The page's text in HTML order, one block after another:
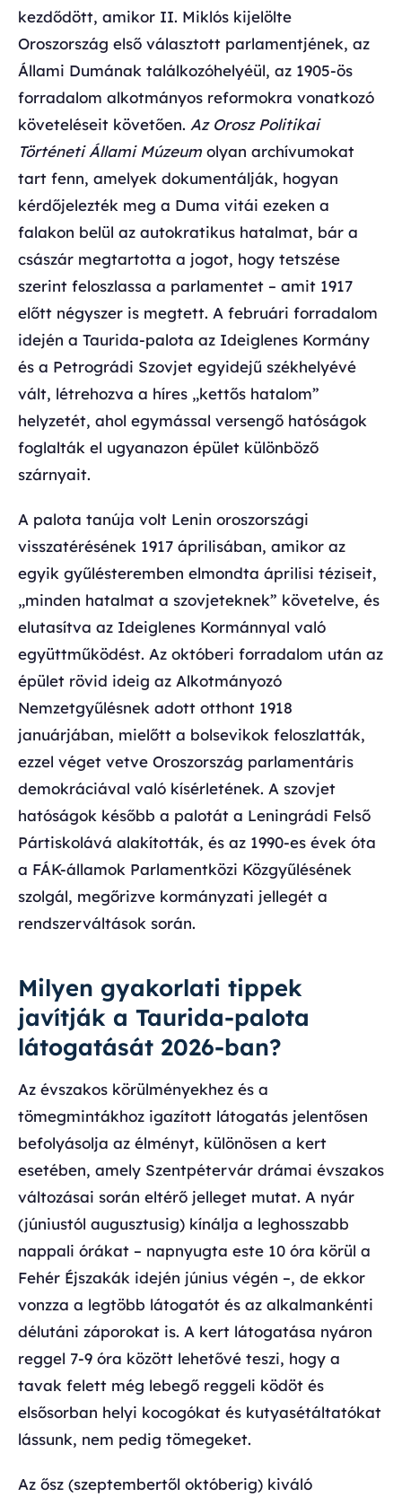
kezdődött, amikor II. Miklós kijelölte
Oroszország első választott parlamentjének, az
Állami Dumának találkozóhelyéül, az 1905-ös
forradalom alkotmányos reformokra vonatkozó
követeléseit követően. Az Orosz Politikai
Történeti Állami Múzeum olyan archívumokat
tart fenn, amelyek dokumentálják, hogyan
kérdőjelezték meg a Duma vitái ezeken a
falakon belül az autokratikus hatalmat, bár a
császár megtartotta a jogot, hogy tetszése
szerint feloszlassa a parlamentet – amit 1917
előtt négyszer is megtett. A februári forradalom
idején a Taurida-palota az Ideiglenes Kormány
és a Petrográdi Szovjet egyidejű székhelyévé
vált, létrehozva a híres „kettős hatalom”
helyzetét, ahol egymással versengő hatóságok
foglalták el ugyanazon épület különböző
szárnyait.
A palota tanúja volt Lenin oroszországi
visszatérésének 1917 áprilisában, amikor az
egyik gyűlésteremben elmondta áprilisi téziseit,
„minden hatalmat a szovjeteknek” követelve, és
elutasítva az Ideiglenes Kormánnyal való
együttműködést. Az októberi forradalom után az
épület rövid ideig az Alkotmányozó
Nemzetgyűlésnek adott otthont 1918
januárjában, mielőtt a bolsevikok feloszlatták,
ezzel véget vetve Oroszország parlamentáris
demokráciával való kísérletének. A szovjet
hatóságok később a palotát a Leningrádi Felső
Pártiskolává alakították, és az 1990-es évek óta
a FÁK-államok Parlamentközi Közgyűlésének
szolgál, megőrizve kormányzati jellegét a
rendszerváltások során.
Milyen gyakorlati tippek
javítják a Taurida-palota
látogatását 2026-ban?
Az évszakos körülményekhez és a
tömegmintákhoz igazított látogatás jelentősen
befolyásolja az élményt, különösen a kert
esetében, amely Szentpétervár drámai évszakos
változásai során eltérő jelleget mutat. A nyár
(júniustól augusztusig) kínálja a leghosszabb
nappali órákat – napnyugta este 10 óra körül a
Fehér Éjszakák idején június végén –, de ekkor
vonzza a legtöbb látogatót és az alkalmankénti
délutáni záporokat is. A kert látogatása nyáron
reggel 7-9 óra között lehetővé teszi, hogy a
tavak felett még lebegő reggeli ködöt és
elsősorban helyi kocogókat és kutyasétáltatókat
lássunk, nem pedig tömegeket.
Az ősz (szeptembertől októberig) kiváló